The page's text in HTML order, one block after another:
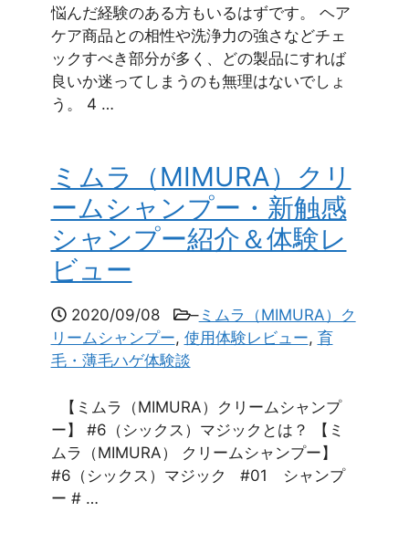
悩んだ経験のある方もいるはずです。 ヘア
ケア商品との相性や洗浄力の強さなどチェ
ックすべき部分が多く、どの製品にすれば
良いか迷ってしまうのも無理はないでしょ
う。 4 …
ミムラ（MIMURA）クリ
ームシャンプー・新触感
シャンプー紹介＆体験レ
ビュー
2020/09/08 –ミムラ（MIMURA）ク
リームシャンプー, 使用体験レビュー, 育
毛・薄毛ハゲ体験談
【ミムラ（MIMURA）クリームシャンプ
ー】 #6（シックス）マジックとは？ 【ミ
ムラ（MIMURA） クリームシャンプー】
#6（シックス）マジック #01 シャンプ
ー # …